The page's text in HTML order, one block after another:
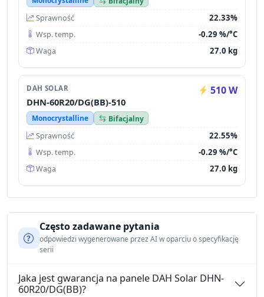
Sprawność
22.33%
Wsp. temp. -0.29 %/°C
Waga 27.0 kg
DAH SOLAR 510 W
DHN-60R20/DG(BB)-510
Monocrystalline
Bifacjalny
Sprawność
22.55%
Wsp. temp. -0.29 %/°C
Waga 27.0 kg
Często zadawane pytania
odpowiedzi wygenerowane przez AI w oparciu o specyfikację
serii
Jaka jest gwarancja na panele DAH Solar DHN-
60R20/DG(BB)?